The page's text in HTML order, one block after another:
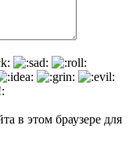
в этом браузере для